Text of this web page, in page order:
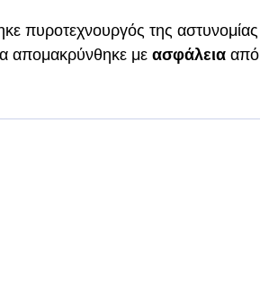
πυροτεχνουργός της αστυνομίας
απομακρύνθηκε με ασφάλεια από